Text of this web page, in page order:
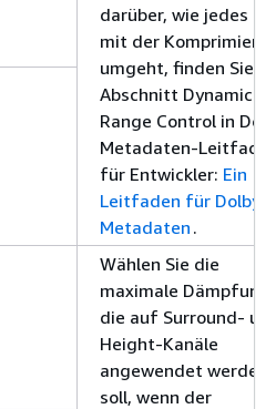
darüber, wie jedes
mit der
umgeht, finden Sie
Abschnitt Dynamic
Range Control in
Metadaten-
für Entwickler: Ein
Leitfaden für Dolby-
Metadaten .
Wählen Sie die
maximale Dämpfung,
die auf Surround-
Height-Kanäle
angewendet werden
soll, wenn der